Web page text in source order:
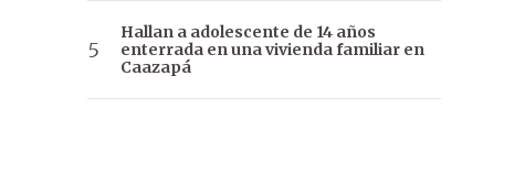
Hallan a adolescente de 14 años
enterrada en una vivienda familiar en
Caazapá